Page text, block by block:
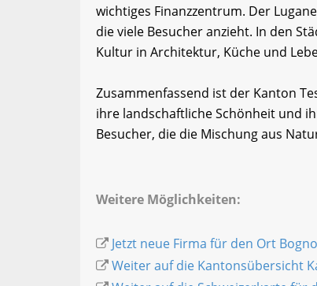
wichtiges Finanzzentrum. Der
die viele Besucher anzieht. In den
Kultur in Architektur, Küche und
Zusammenfassend ist der Kanton
ihre landschaftliche Schönheit und
Besucher, die die Mischung aus
Weitere Möglichkeiten:
Jetzt neue Firma für den Ort
Weiter auf die Kantonsübersicht